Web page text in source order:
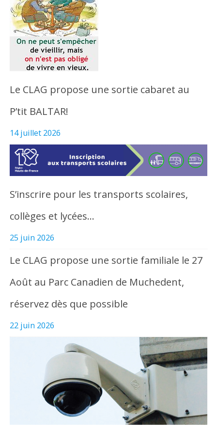
Le CLAG propose une sortie cabaret au
P’tit BALTAR!
14 juillet 2026
S’inscrire pour les transports scolaires,
collèges et lycées…
25 juin 2026
Le CLAG propose une sortie familiale le 27
Août au Parc Canadien de Muchedent,
réservez dès que possible
22 juin 2026